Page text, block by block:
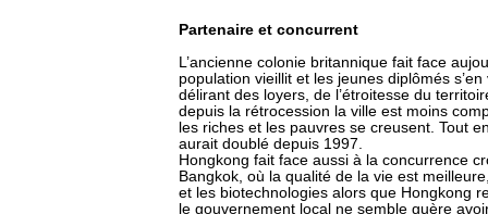
Partenaire et concurrent
L’ancienne colonie britannique fait face
population vieillit et les jeunes diplômés
délirant des loyers, de l’étroitesse du
depuis la rétrocession la ville est moins
les riches et les pauvres se creusent. Tout
aurait doublé depuis 1997.
Hongkong fait face aussi à la concurrence
Bangkok, où la qualité de la vie est
et les biotechnologies alors que Hongkong
le gouvernement local ne semble guère